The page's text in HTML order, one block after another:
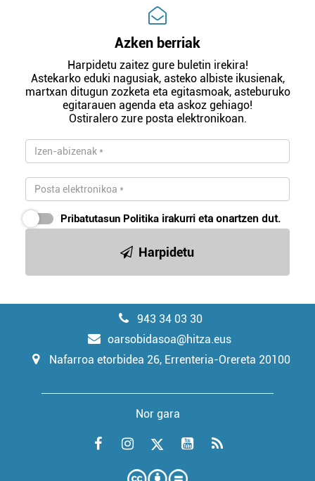
Azken berriak
Harpidetu zaitez gure buletin irekira!
Astekarko eduki nagusiak, asteko albiste ikusienak,
martxan ditugun zozketa eta egitasmoak, asteburuko
egitarauen agenda eta askoz gehiago!
Ostiralero zure posta elektronikoan.
Pribatutasun Politika irakurri eta onartzen dut.
Harpidetu
943 34 03 30
oarsobidasoa@hitza.eus
Nafarroa etorbidea 26, Errenteria-Orereta 20100
Nor gara